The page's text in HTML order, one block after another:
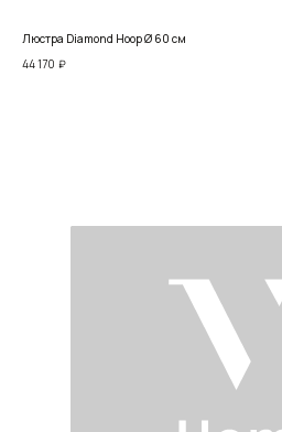
Люстра Diamond Hoop Ø 60 см
44 170 ₽